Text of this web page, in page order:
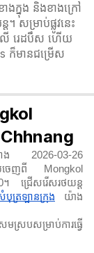
ាងក្នុង និងខាងក្រៅ
សម្រាប់ផ្លូវនេះ
ើ រេដបឹស ហើយ
ក៏មានជម្រើស
ោង 2026-03-26
ចេញពី Mongkol
ជ្រើសរើសរថយន្ត
បុត្រឡានក្រុង យ៉ាង
ស្របសម្រាប់ការធ្វើ